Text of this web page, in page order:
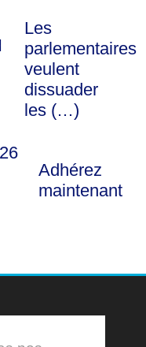
Les
parlementaires
veulent
dissuader
les (…)
Adhérez
maintenant